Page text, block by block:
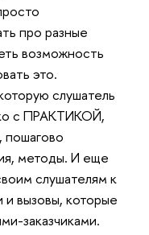
про разные
возможность
это.
слушатель
с ПРАКТИКОЙ,
пошагово
методы. И еще
слушателям к
и вызовы, которые
заказчиками.